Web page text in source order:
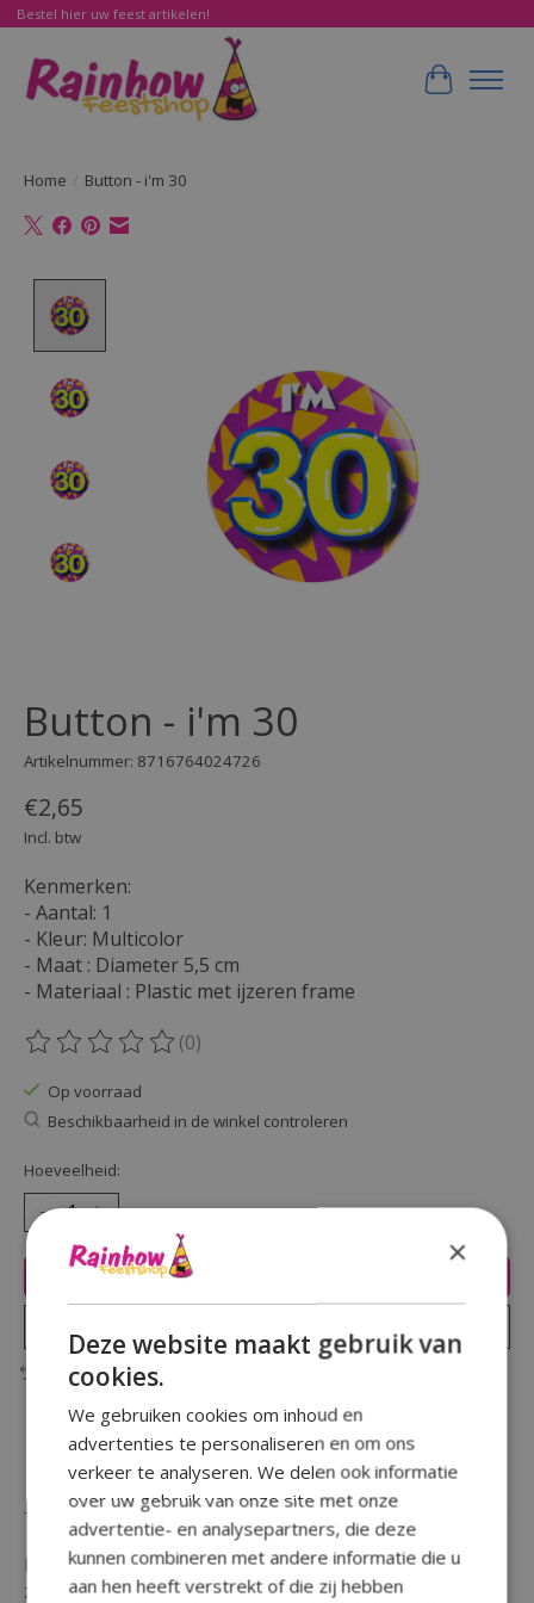
Bestel hier uw feest artikelen!
Home / Button - i'm 30
Button - i'm 30
Artikelnummer: 8716764024726
€2,65
Incl. btw
Kenmerken:
- Aantal: 1
- Kleur: Multicolor
- Maat : Diameter 5,5 cm
- Materiaal : Plastic met ijzeren frame
De beoordeling van dit product is
(0)
Op voorraad
Beschikbaarheid in de winkel controleren
Hoeveelheid:
Toevoegen aan winkelwagen
Toevoegen om te vergelijken
Reviews (0)
Een verjaardag te vieren en wil je iemand in het
zonnetje zetten door een opvallende button te geven
×
Deze website maakt gebruik van
cookies.
We gebruiken cookies om inhoud en
advertenties te personaliseren en om ons
verkeer te analyseren. We delen ook informatie
over uw gebruik van onze site met onze
advertentie- en analysepartners, die deze
kunnen combineren met andere informatie die u
aan hen heeft verstrekt of die zij hebben